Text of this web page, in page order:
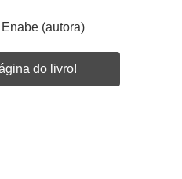
(autora)
do livro!